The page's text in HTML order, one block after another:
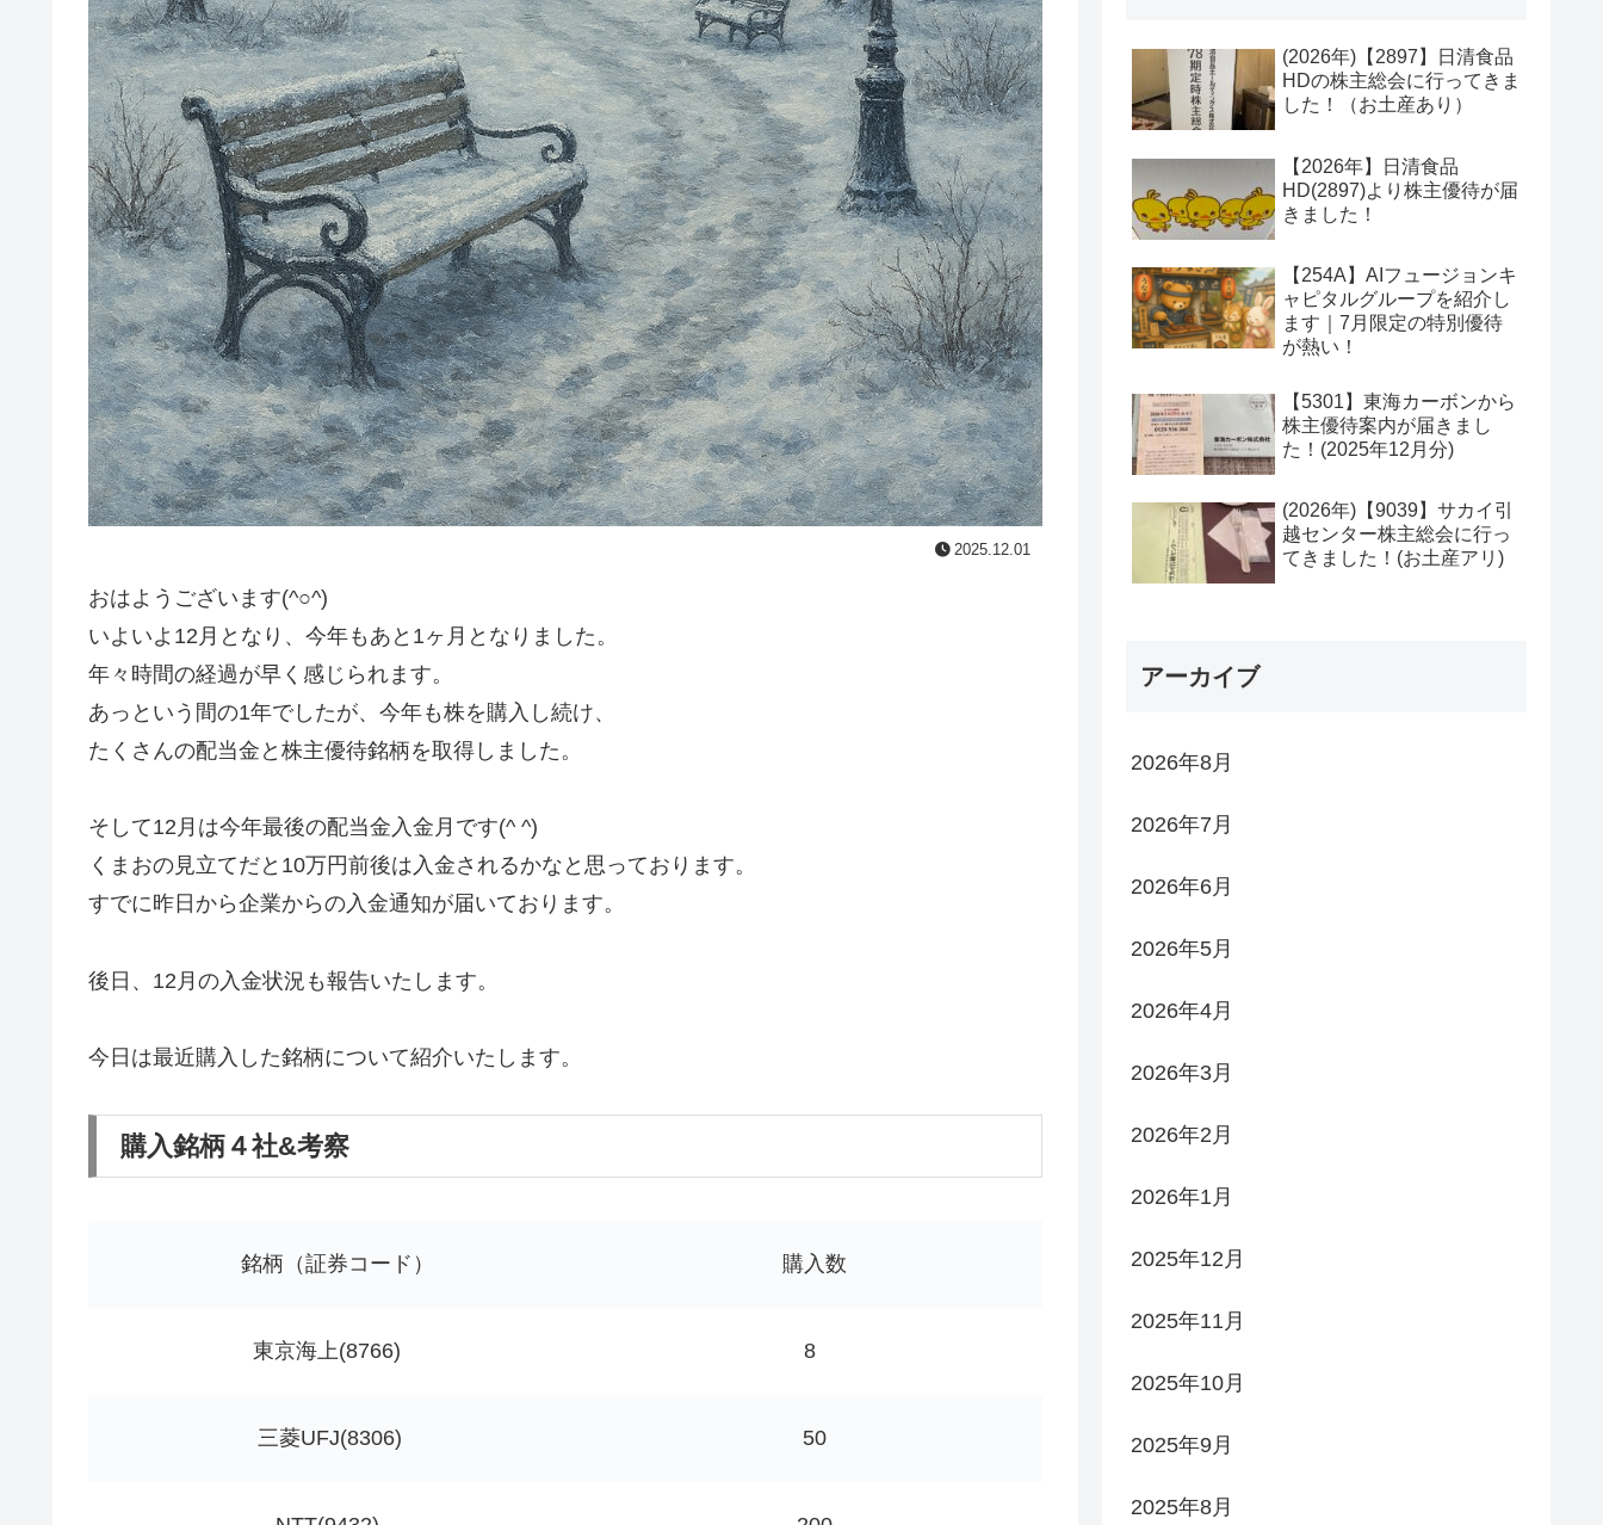
2025.12.01
おはようございます(^○^)
いよいよ12月となり、今年もあと1ヶ月となりました。
年々時間の経過が早く感じられます。
あっという間の1年でしたが、今年も株を購入し続け、
たくさんの配当金と株主優待銘柄を取得しました。
そして12月は今年最後の配当金入金月です(^ ^)
くまおの見立てだと10万円前後は入金されるかなと思っております。
すでに昨日から企業からの入金通知が届いております。
後日、12月の入金状況も報告いたします。
今日は最近購入した銘柄について紹介いたします。
購入銘柄４社&考察
銘柄（証券コード） 購入数
東京海上(8766) 8
三菱UFJ(8306) 50
(2026年)【2897】日清食品
HDの株主総会に行ってきま
した！（お土産あり）
【2026年】日清食品
HD(2897)より株主優待が届
きました！
【254A】AIフュージョンキ
ャピタルグループを紹介し
ます｜7月限定の特別優待
が熱い！
【5301】東海カーボンから
株主優待案内が届きまし
た！(2025年12月分)
(2026年)【9039】サカイ引
越センター株主総会に行っ
てきました！(お土産アリ)
アーカイブ
2026年8月
2026年7月
2026年6月
2026年5月
2026年4月
2026年3月
2026年2月
2026年1月
2025年12月
2025年11月
2025年10月
2025年9月
2025年8月